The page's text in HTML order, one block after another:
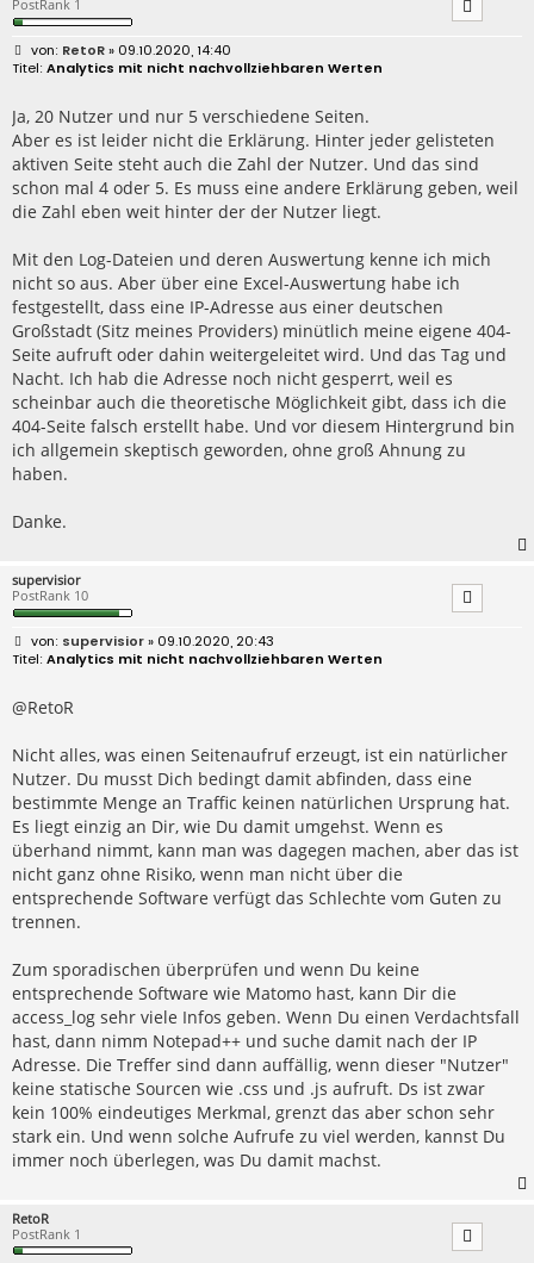
PostRank 1
B
e
a
g
RetoR» 09.10.2020, 14:40
Analytics mit nicht nachvollziehbaren Werten
Ja, 20 Nutzer und nur 5 verschiedene Seiten.
Aber es ist leider nicht die Erklärung. Hinter jeder gelisteten
aktiven Seite steht auch die Zahl der Nutzer. Und das sind
schon mal 4 oder 5. Es muss eine andere Erklärung geben, weil
die Zahl eben weit hinter der der Nutzer liegt.
Mit den Log-Dateien und deren Auswertung kenne ich mich
nicht so aus. Aber über eine Excel-Auswertung habe ich
festgestellt, dass eine IP-Adresse aus einer deutschen
Großstadt (Sitz meines Providers) minütlich meine eigene 404-
Seite aufruft oder dahin weitergeleitet wird. Und das Tag und
Nacht. Ich hab die Adresse noch nicht gesperrt, weil es
scheinbar auch die theoretische Möglichkeit gibt, dass ich die
404-Seite falsch erstellt habe. Und vor diesem Hintergrund bin
ich allgemein skeptisch geworden, ohne groß Ahnung zu
haben.
Danke.
supervisior
PostRank 10
B
e
i
r
a
supervisior» 09.10.2020, 20:43
Analytics mit nicht nachvollziehbaren Werten
@RetoR
Nicht alles, was einen Seitenaufruf erzeugt, ist ein natürlicher
Nutzer. Du musst Dich bedingt damit abfinden, dass eine
bestimmte Menge an Traffic keinen natürlichen Ursprung hat.
Es liegt einzig an Dir, wie Du damit umgehst. Wenn es
überhand nimmt, kann man was dagegen machen, aber das ist
nicht ganz ohne Risiko, wenn man nicht über die
entsprechende Software verfügt das Schlechte vom Guten zu
trennen.
Zum sporadischen überprüfen und wenn Du keine
entsprechende Software wie Matomo hast, kann Dir die
access_log sehr viele Infos geben. Wenn Du einen Verdachtsfall
hast, dann nimm Notepad++ und suche damit nach der IP
Adresse. Die Treffer sind dann auffällig, wenn dieser "Nutzer"
keine statische Sourcen wie .css und .js aufruft. Ds ist zwar
kein 100% eindeutiges Merkmal, grenzt das aber schon sehr
stark ein. Und wenn solche Aufrufe zu viel werden, kannst Du
immer noch überlegen, was Du damit machst.
RetoR
PostRank 1